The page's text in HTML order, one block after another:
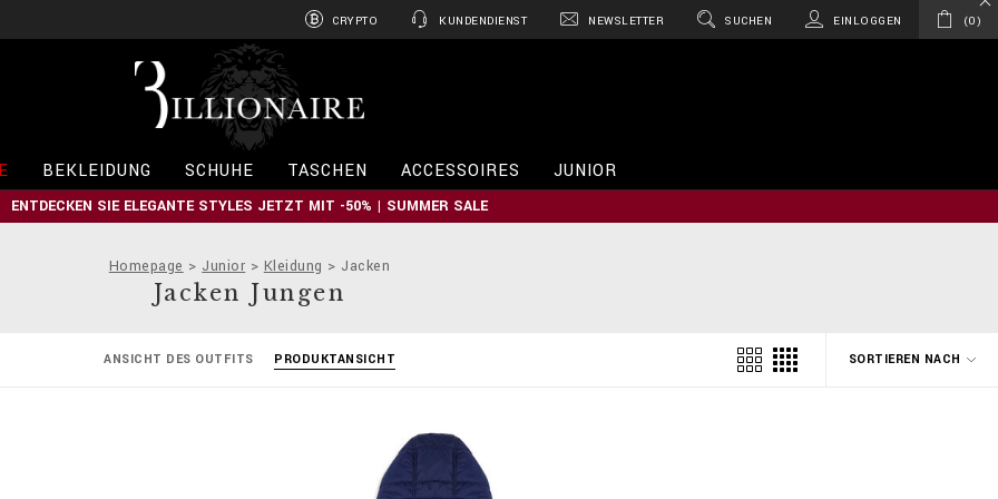
CRYPTO KUNDENDIENST NEWSLETTER SUCHEN EINLOGGEN 0
l
o
n
a
e
BEKLEIDUNG SCHUHE TASCHEN ACCESSOIRES JUNIOR
ENTDECKEN SIE ELEGANTE STYLES JETZT MIT -50% | SUMMER SALE
Homepage Junior Kleidung Jacken
Jacken Jungen
SORTIEREN NACH
ANSICHT DES OUTFITS PRODUKTANSICHT